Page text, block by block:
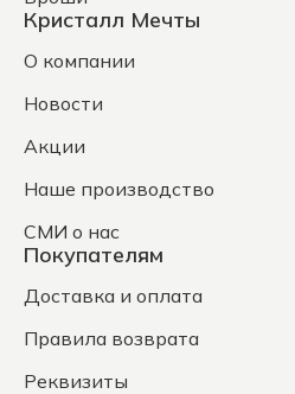
Кристалл Мечты
О компании
Новости
Акции
Наше производство
СМИ о нас
Покупателям
Доставка и оплата
Правила возврата
Реквизиты